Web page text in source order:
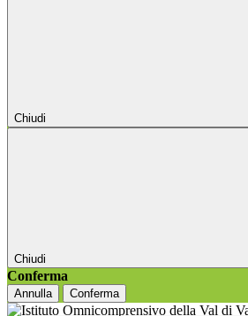
Chiudi
Chiudi
Conferma
Annulla Conferma